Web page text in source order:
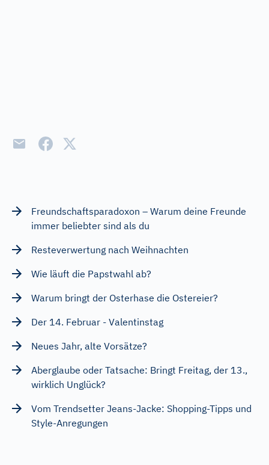
Freundschaftsparadoxon – Warum deine Freunde
immer beliebter sind als du
Resteverwertung nach Weihnachten
Wie läuft die Papstwahl ab?
Warum bringt der Osterhase die Ostereier?
Der 14. Februar - Valentinstag
Neues Jahr, alte Vorsätze?
Aberglaube oder Tatsache: Bringt Freitag, der 13.,
wirklich Unglück?
Vom Trendsetter Jeans-Jacke: Shopping-Tipps und
Style-Anregungen